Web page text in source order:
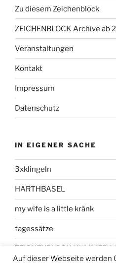
Zu diesem Zeichenblock
ZEICHENBLOCK Archive ab
Veranstaltungen
Kontakt
Impressum
Datenschutz
IN EIGENER SACHE
3xklingeln
HARTHBASEL
my wife is a little kränk
tagessätze
ZEICHENBLOCK NUMMER
Auf dieser Webseite werden